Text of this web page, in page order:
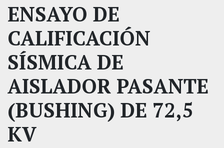
ENSAYO DE
CALIFICACIÓN
SÍSMICA DE
AISLADOR PASANTE
(BUSHING) DE 72,5
KV